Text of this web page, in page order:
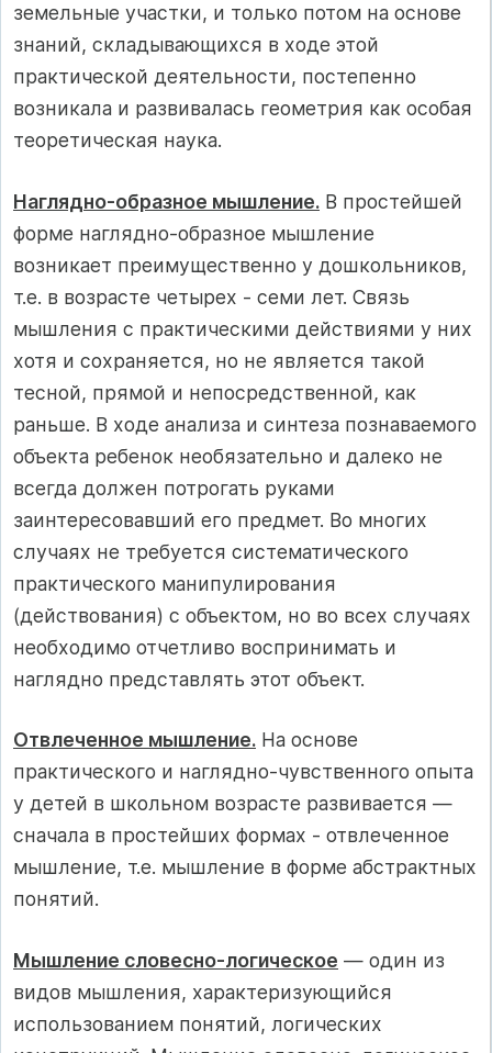
земельные участки, и только потом на основе
знаний, складывающихся в ходе этой
практической деятельности, постепенно
возникала и развивалась геометрия как особая
теоретическая наука.
Наглядно-образное мышление. В простейшей
форме наглядно-образное мышление
возникает преимущественно у дошкольников,
т.е. в возрасте четырех - семи лет. Связь
мышления с практиче­скими действиями у них
хотя и сохраняется, но не является такой
тесной, прямой и непосредственной, как
раньше. В ходе анализа и синтеза познаваемого
объекта ребенок необязательно и далеко не
всегда должен потрогать руками
заинтересовавший его пред­мет. Во многих
случаях не требуется систематического
практи­ческого манипулирования
(действования) с объектом, но во всех случаях
необходимо отчетливо воспринимать и
наглядно пред­ставлять этот объект.
Отвлеченное мышление. На основе
практического и наглядно-чувственного опыта
у детей в школьном возрасте развивается —
сначала в простейших формах - отвлеченное
мышление, т.е. мыш­ление в форме абстрактных
понятий.
Мышление словесно-логическое — один из
видов мышления, характеризующийся
использованием понятий, логических